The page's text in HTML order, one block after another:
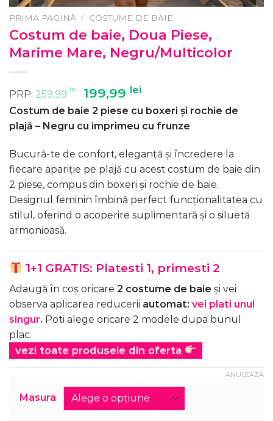
PRIMA PAGINĂ / COSTUME DE BAIE
Costum de baie, Doua Piese,
Marime Mare, Negru/Multicolor
PRP: 259,99 lei
Prețul
inițial
259,99 lei.
199,99 leiPrețul
curent
este:
Costum de baie 2 piese cu boxeri și rochie de
plajă – Negru cu imprimeu cu frunze
Bucură-te de confort, eleganță și încredere la
fiecare apariție pe plajă cu acest costum de baie din
2 piese, compus din boxeri și rochie de baie.
Designul feminin îmbină perfect funcționalitatea cu
stilul, oferind o acoperire suplimentară și o siluetă
armonioasă.
1+1 GRATIS: Platesti 1, primesti 2
Adaugă în coș oricare 2 costume de baie și vei
observa aplicarea reducerii automat: vei plati unul
singur. Poti alege oricare 2 modele dupa bunul
plac.
vezi toate produsele din oferta
Masura
ANULEAZĂ